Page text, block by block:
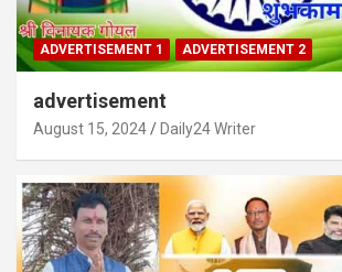
ADVERTISEMENT 1 ADVERTISEMENT 2
advertisement
August 15, 2024 Daily24 Writer